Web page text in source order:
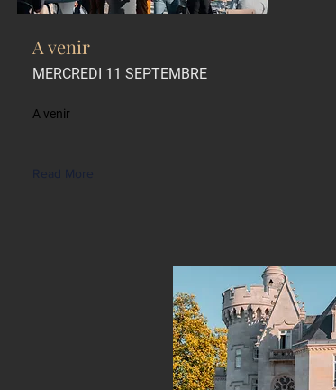
A venir
MERCREDI 11 SEPTEMBRE
A venir
Read More